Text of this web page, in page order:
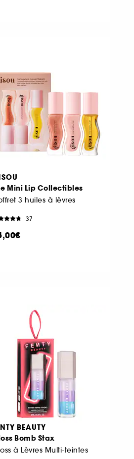
Mini Lip Collectibles
3 huiles à lèvres
37
BEAUTY
Bomb Stax
à Lèvres Multi-teintes